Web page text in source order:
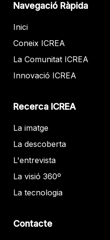
Navegació Ràpida
Inici
Coneix ICREA
La Comunitat ICREA
Innovació ICREA
Recerca ICREA
La imatge
La descoberta
L'entrevista
La visió 360º
La tecnologia
Contacte